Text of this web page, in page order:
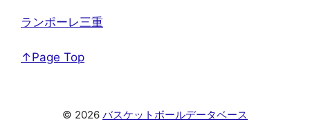
ランポーレ三重
↑Page Top
© 2026 バスケットボールデータベース